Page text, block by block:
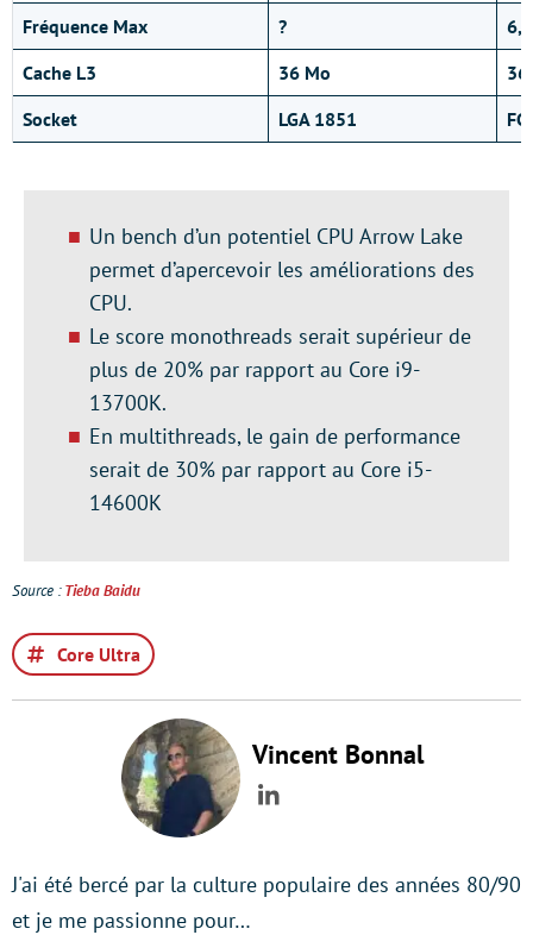
Fréquence Max
?
Cache L3
36 Mo
Socket
LGA 1851
Un bench d’un potentiel CPU Arrow Lake
permet d’apercevoir les améliorations des
CPU.
Le score monothreads serait supérieur de
plus de 20% par rapport au Core i9-
13700K.
En multithreads, le gain de performance
serait de 30% par rapport au Core i5-
14600K
Source :Tieba Baidu
Core Ultra
Vincent Bonnal
LinkedIn
J'ai été bercé par la culture populaire des années 80/90
et je me passionne pour…